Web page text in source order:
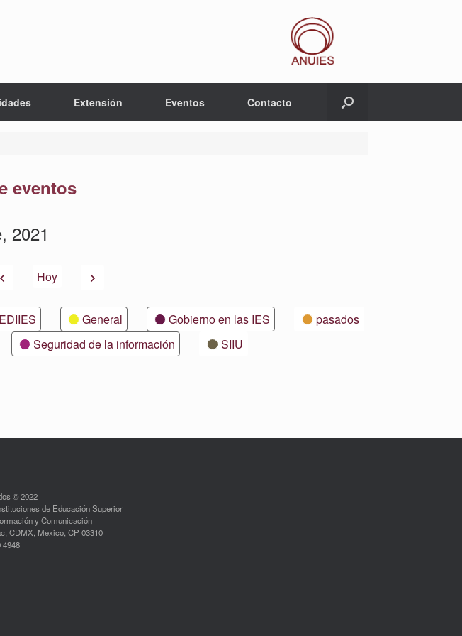
Extensión Eventos Contacto
eventos
2021
AnteriorHoy Siguiente
General Gobierno en las IES
pasados
Seguridad de la información
SIIU
© 2022
de Educación Superior
y Comunicación
CDMX, México, CP 03310
4948